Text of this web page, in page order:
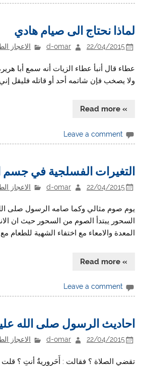
لماذا نحتاج الى صيام هادي
22/04/2015
d-omar الاعجاز
عطاء قال أنبأ عطاء الزيات أنه سمع أبا
ولا يصخب فإن شاتمه أحد أو قاتله فليقل
» Read more
Leave a comment
التغيرات الفسلجية في
22/04/2015
d-omar الاعجاز
يوم صوم مثالي وكما صامه الرسول صلى
السحور يبتدأ الصوم من السحور حيث ان
المعدة والامعاء مع اختفاء الشهية للطعام
» Read more
Leave a comment
احاديث الرسول صلى الله
22/04/2015
d-omar الاعجاز
تقضي الصلاة ؟ فقالت : أَحَروريةٌ أنتِ ؟